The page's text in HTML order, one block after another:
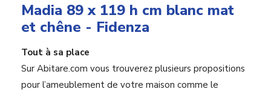
Madia 89 x 119 h cm blanc mat
et chêne - Fidenza
Tout à sa place
Sur Abitare.com vous trouverez plusieurs propositions
pour l’ameublement de votre maison comme le